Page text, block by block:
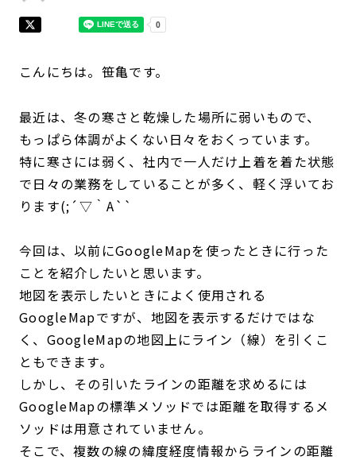
会社概要
採用情報
お問い合わせ
採用情報
お問い合わせ
こんにちは。笹亀です。
最近は、冬の寒さと乾燥した場所に弱いもので、
もっぱら体調がよくない日々をおくっています。
特に寒さには弱く、社内で一人だけ上着を着た状態
で日々の業務をしていることが多く、軽く浮いてお
ります(;´▽｀A``
今回は、以前にGoogleMapを使ったときに行った
ことを紹介したいと思います。
地図を表示したいときによく使用される
GoogleMapですが、地図を表示するだけではな
く、GoogleMapの地図上にライン（線）を引くこ
ともできます。
しかし、その引いたラインの距離を求めるには
GoogleMapの標準メソッドでは距離を取得するメ
ソッドは用意されていません。
そこで、複数の線の緯度経度情報からラインの距離